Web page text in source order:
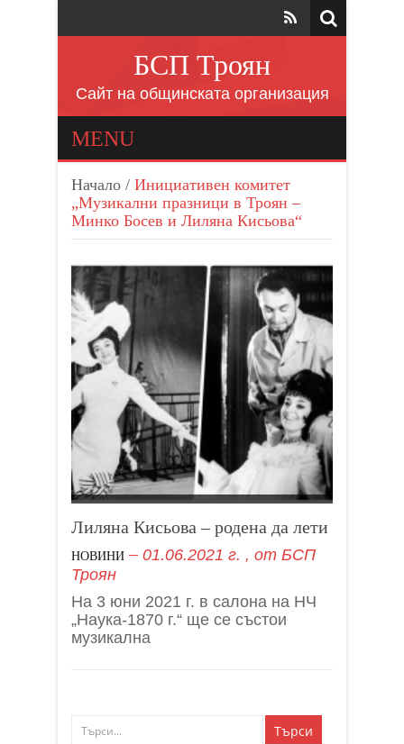
БСП Троян
Сайт на общинската организация
MENU
Начало / Инициативен комитет
„Музикални празници в Троян –
Минко Босев и Лиляна Кисьова“
Лиляна Кисьова – родена да лети
НОВИНИ 01.06.2021 г. , от БСП
Троян
На 3 юни 2021 г. в салона на НЧ
„Наука-1870 г.“ ще се състои
музикална